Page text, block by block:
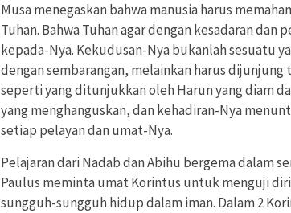
Musa menegaskan bahwa manusia harus
Tuhan. Bahwa Tuhan agar dengan kesadaran dan
kepada-Nya. Kekudusan-Nya bukanlah sesuatu
dengan sembarangan, melainkan harus
seperti yang ditunjukkan oleh Harun yang diam
yang menghanguskan, dan kehadiran-Nya
setiap pelayan dan umat-Nya.
Pelajaran dari Nadab dan Abihu bergema dalam
Paulus meminta umat Korintus untuk menguji
sungguh-sungguh hidup dalam iman. Dalam 2